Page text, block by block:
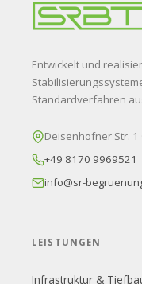
Entwickelt und
Standardverfahren
Deisenhofner Str. 1
+49 8170 9969521
info@sr-
LEISTUNGEN
Infrastruktur &